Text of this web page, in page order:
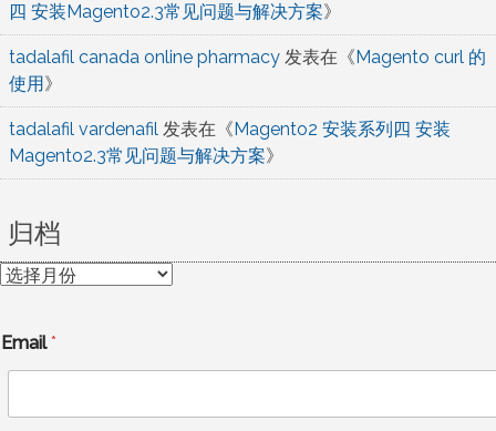
四 安装Magento2.3常见问题与解决方案》
tadalafil canada online pharmacy 发表在《Magento curl 的
使用》
tadalafil vardenafil 发表在《Magento2 安装系列四 安装
Magento2.3常见问题与解决方案》
归档
归
Email*